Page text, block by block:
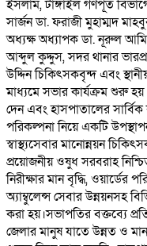
ইসলাম, টাঙ্গাইল গণপূর্ত
সার্জন ডা. ফরাজী মুহাম্মদ
অধ্যক্ষ অধ্যাপক ডা. নূরুল
আব্দুল কুদ্দুস, সদর থানার
উদ্দিন চিকিৎসকবৃন্দ এবং
মাধ্যমে সভার কার্যক্রম শুরু
দেন এবং হাসপাতালের
পরিকল্পনা নিয়ে একটি
স্বাস্থ্যসেবার মানোন্নয়ন
প্রয়োজনীয় ওষুধ সরবরাহ
নিরীক্ষার মান বৃদ্ধি, ওয়ার্ডের
অ্যাম্বুলেন্স সেবার উন্নয়নসহ
করা হয়।সভাপতির বক্তব্যে
জেলার মানুষ যাতে উন্নত ও